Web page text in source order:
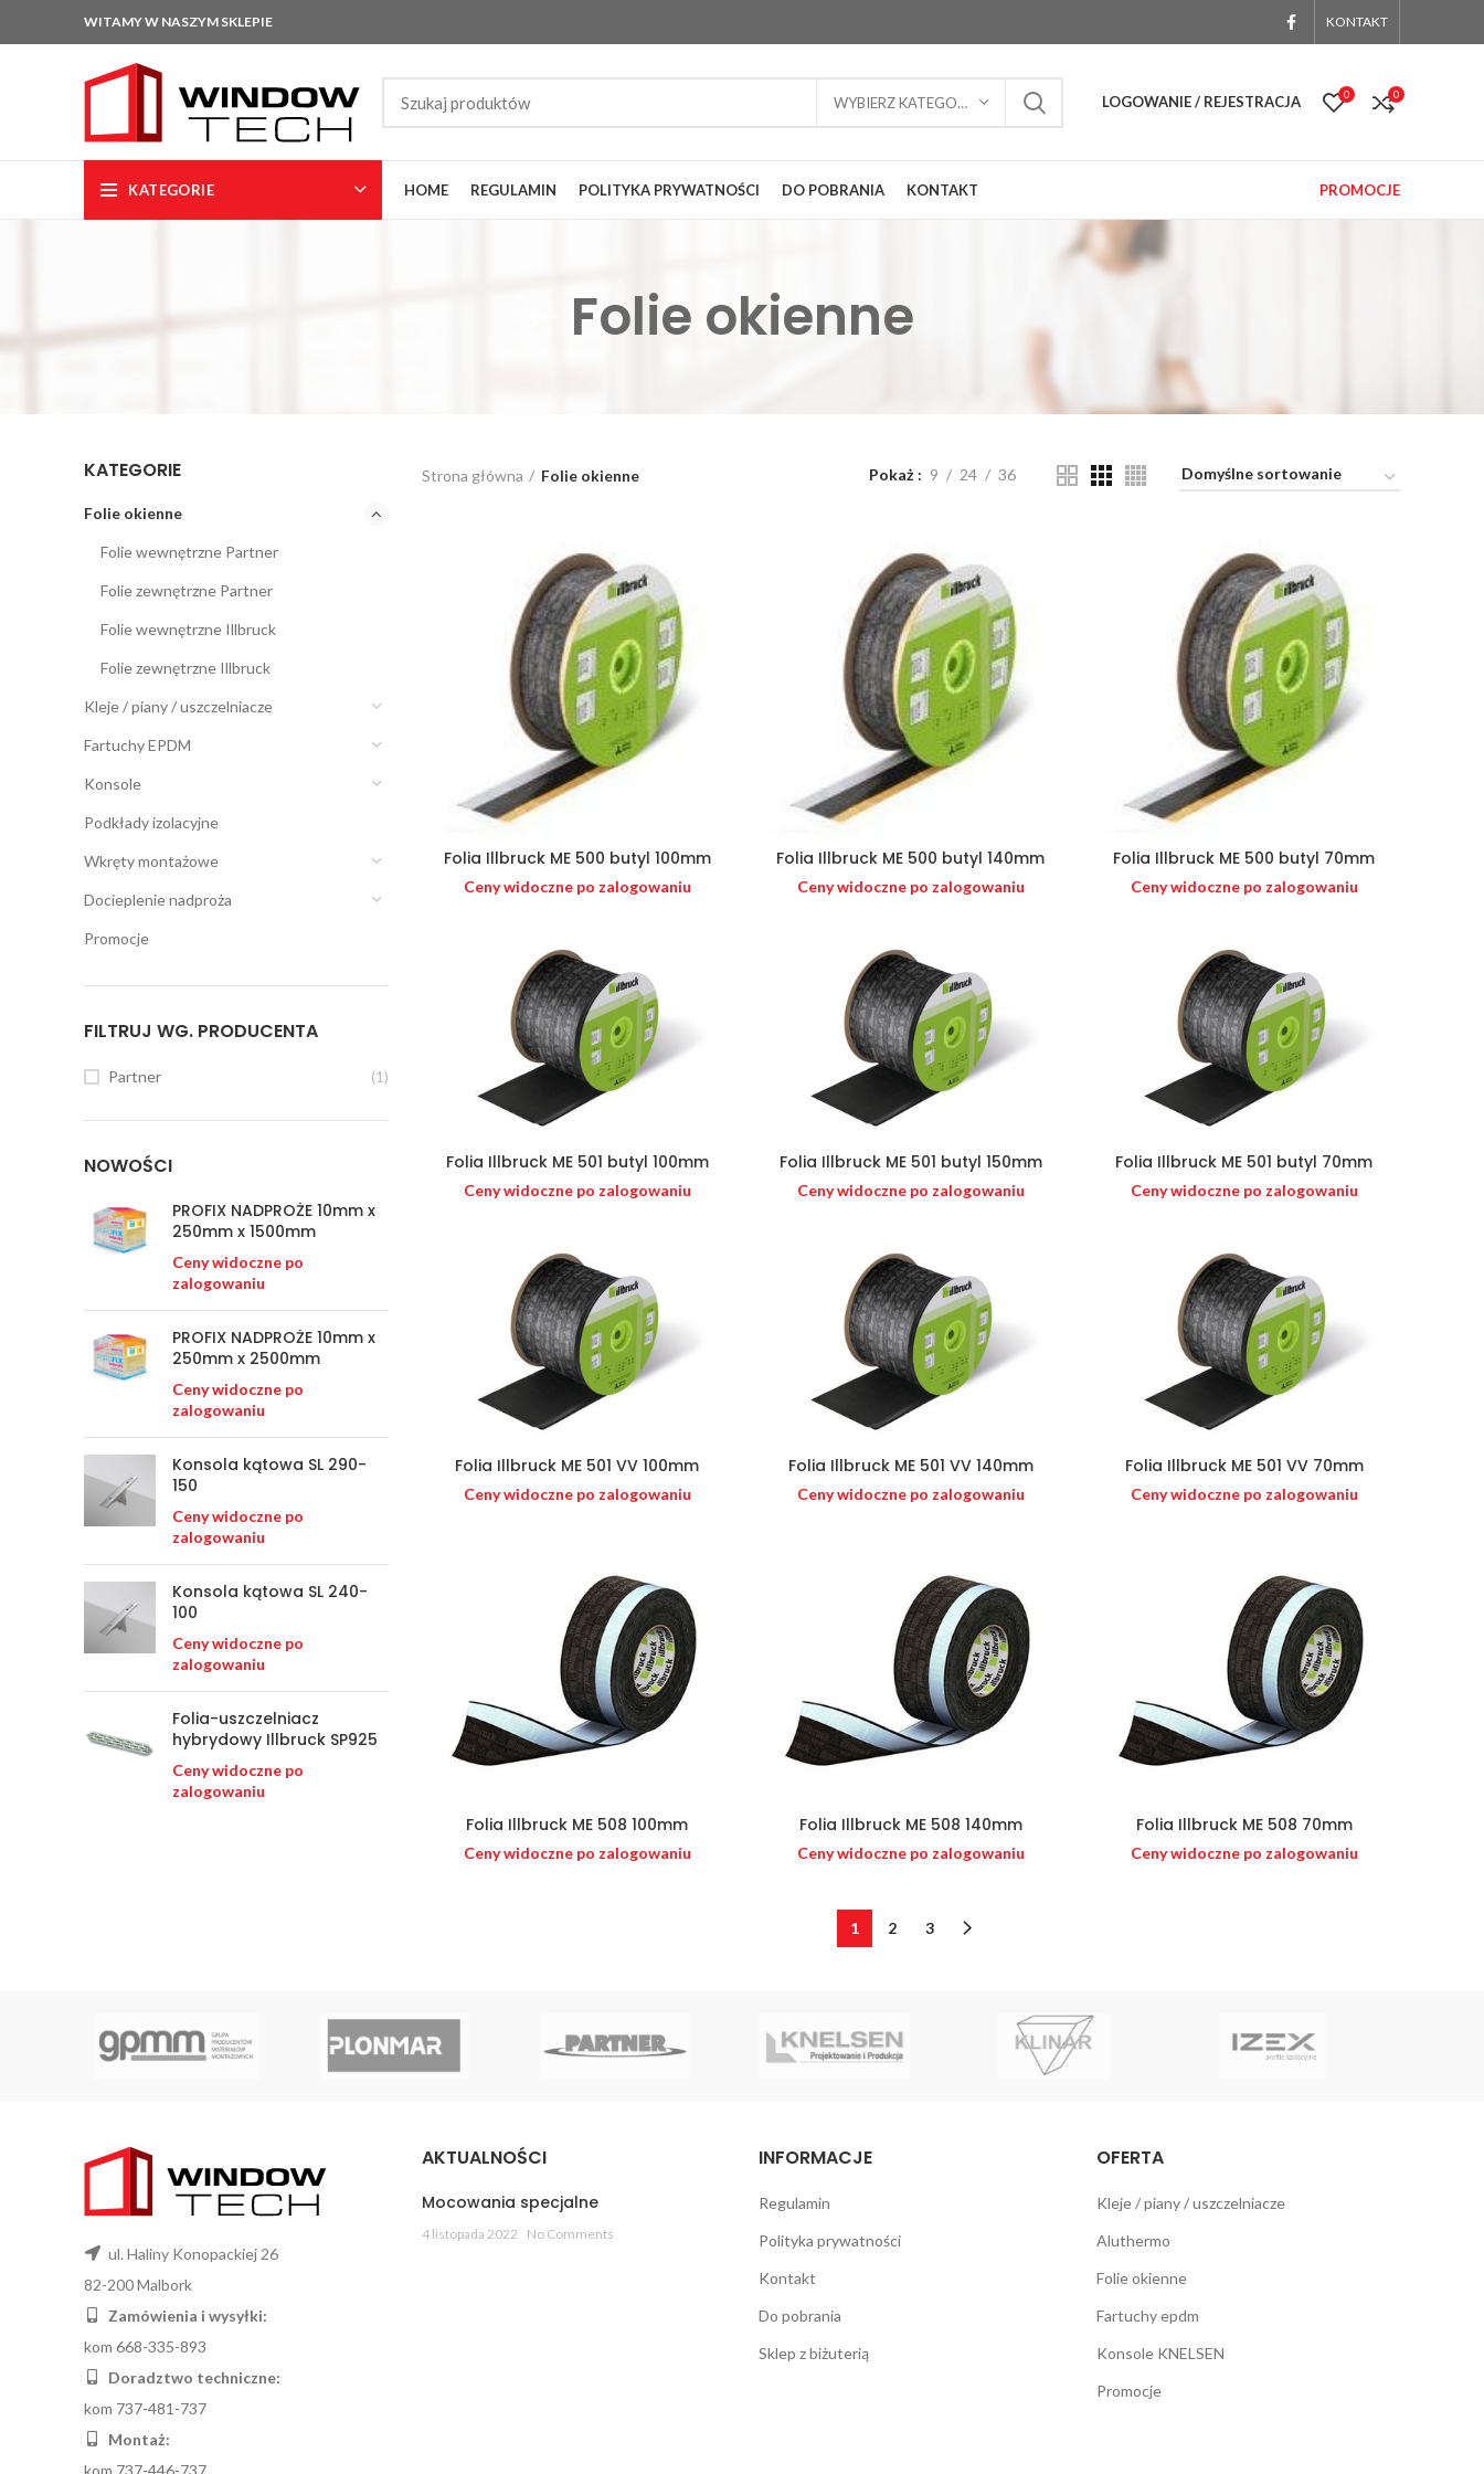
WITAMY W NASZYM SKLEPIE KONTAKT
WYBIERZ KATEGORIĘ LOGOWANIE / REJESTRACJA 0 0
KATEGORIE HOME REGULAMIN POLITYKA PRYWATNOŚCI DO POBRANIA KONTAKT PROMOCJE
Folie okienne
KATEGORIE
Folie okienne
Folie wewnętrzne Partner
Folie zewnętrzne Partner
Folie wewnętrzne Illbruck
Folie zewnętrzne Illbruck
Kleje / piany / uszczelniacze
Fartuchy EPDM
Konsole
Podkłady izolacyjne
Wkręty montażowe
Docieplenie nadproża
Promocje
FILTRUJ WG. PRODUCENTA
Partner (1)
NOWOŚCI
PROFIX NADPROŻE 10mm x
250mm x 1500mm
Ceny widoczne po
zalogowaniu
PROFIX NADPROŻE 10mm x
250mm x 2500mm
Ceny widoczne po
zalogowaniu
Konsola kątowa SL 290-
150
Ceny widoczne po
zalogowaniu
Konsola kątowa SL 240-
100
Ceny widoczne po
zalogowaniu
Folia-uszczelniacz
hybrydowy Illbruck SP925
Ceny widoczne po
zalogowaniu
Strona główna Folie okienne Pokaż 9 24 36
Folia Illbruck ME 500 butyl 100mm
Ceny widoczne po zalogowaniu
Folia Illbruck ME 500 butyl 140mm
Ceny widoczne po zalogowaniu
Folia Illbruck ME 500 butyl 70mm
Ceny widoczne po zalogowaniu
Folia Illbruck ME 501 butyl 100mm
Ceny widoczne po zalogowaniu
Folia Illbruck ME 501 butyl 150mm
Ceny widoczne po zalogowaniu
Folia Illbruck ME 501 butyl 70mm
Ceny widoczne po zalogowaniu
Folia Illbruck ME 501 VV 100mm
Ceny widoczne po zalogowaniu
Folia Illbruck ME 501 VV 140mm
Ceny widoczne po zalogowaniu
Folia Illbruck ME 501 VV 70mm
Ceny widoczne po zalogowaniu
Folia Illbruck ME 508 100mm
Ceny widoczne po zalogowaniu
Folia Illbruck ME 508 140mm
Ceny widoczne po zalogowaniu
Folia Illbruck ME 508 70mm
Ceny widoczne po zalogowaniu
1 2 3
ul. Haliny Konopackiej 26
82-200 Malbork
Zamówienia i wysyłki:
kom 668-335-893
Doradztwo techniczne:
kom 737-481-737
Montaż:
kom 737-446-737
AKTUALNOŚCI
Mocowania specjalne
4 listopada 2022 No Comments
INFORMACJE
Regulamin
Polityka prywatności
Kontakt
Do pobrania
Sklep z biżuterią
OFERTA
Kleje / piany / uszczelniacze
Aluthermo
Folie okienne
Fartuchy epdm
Konsole KNELSEN
Promocje